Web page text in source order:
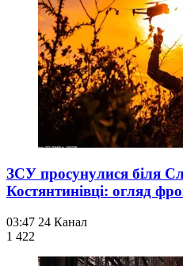
ЗСУ просунулися біля
Костянтинівці: огляд
03:47 24 Канал
1 422